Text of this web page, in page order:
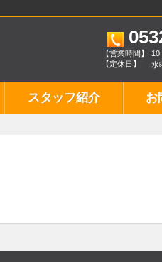
【営業時間】
【定休日】
水
スタッフ紹介 お